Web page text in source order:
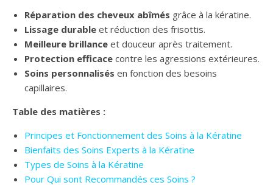
Réparation des cheveux abîmés grâce à la kératine.
Lissage durable et réduction des frisottis.
Meilleure brillance et douceur après traitement.
Protection efficace contre les agressions extérieures.
Soins personnalisés en fonction des besoins
capillaires.
Table des matières :
Principes et Fonctionnement des Soins à la Kératine
Bienfaits des Soins Experts à la Kératine
Types de Soins à la Kératine
Pour Qui sont Recommandés ces Soins ?